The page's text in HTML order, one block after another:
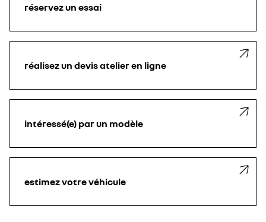
réservez un essai
réalisez un devis atelier en ligne
intéressé(e) par un modèle
estimez votre véhicule